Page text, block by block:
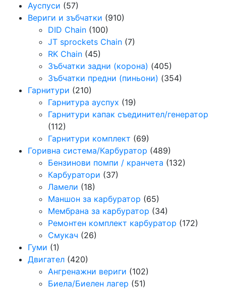
Ауспуси (57)
Вериги и зъбчатки (910)
DID Chain (100)
JT sprockets Chain (7)
RK Chain (45)
Зъбчатки задни (корона) (405)
Зъбчатки предни (пиньони) (354)
Гарнитури (210)
Гарнитура ауспух (19)
Гарнитури капак съединител/генератор
(112)
Гарнитури комплект (69)
Горивна система/Карбуратор (489)
Бензинови помпи / кранчета (132)
Карбуратори (37)
Ламели (18)
Маншон за карбуратор (65)
Мембрана за карбуратор (34)
Ремонтен комплект карбуратор (172)
Смукач (26)
Гуми (1)
Двигател (420)
Ангренажни вериги (102)
Биела/Биелен лагер (51)